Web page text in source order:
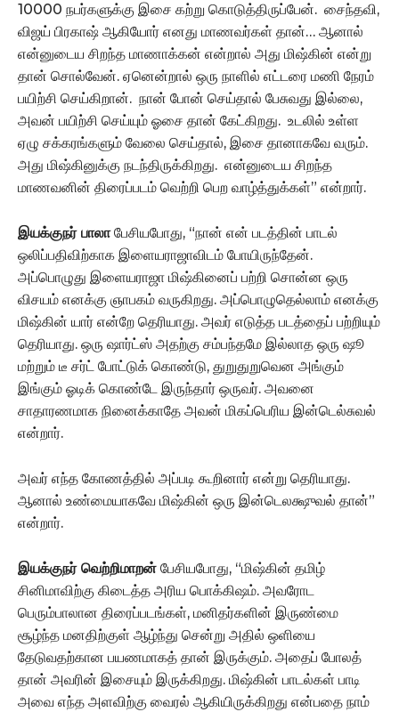
10000 நபர்களுக்கு இசை கற்று கொடுத்திருப்பேன். சைந்தவி,
விஜய் பிரகாஷ் ஆகியோர் எனது மாணவர்கள் தான்… ஆனால்
என்னுடைய சிறந்த மாணாக்கன் என்றால் அது மிஷ்கின் என்று
தான் சொல்வேன். ஏனென்றால் ஒரு நாளில் எட்டரை மணி நேரம்
பயிற்சி செய்கிறான். நான் போன் செய்தால் பேசுவது இல்லை,
அவன் பயிற்சி செய்யும் ஓசை தான் கேட்கிறது. உடலில் உள்ள
ஏழு சக்கரங்களும் வேலை செய்தால், இசை தானாகவே வரும்.
அது மிஷ்கினுக்கு நடந்திருக்கிறது. என்னுடைய சிறந்த
மாணவனின் திரைப்படம் வெற்றி பெற வாழ்த்துக்கள்” என்றார்.
இயக்குநர் பாலாபேசியபோது, “நான் என் படத்தின் பாடல்
ஒலிப்பதிவிற்காக இளையராஜாவிடம் போயிருந்தேன்.
அப்பொழுது இளையராஜா மிஷ்கினைப் பற்றி சொன்ன ஒரு
விசயம் எனக்கு ஞாபகம் வருகிறது. அப்பொழுதெல்லாம் எனக்கு
மிஷ்கின் யார் என்றே தெரியாது. அவர் எடுத்த படத்தைப் பற்றியும்
தெரியாது. ஒரு ஷார்ட்ஸ் அதற்கு சம்பந்தமே இல்லாத ஒரு ஷூ
மற்றும் டீ சர்ட் போட்டுக் கொண்டு, துறுதுறுவென அங்கும்
இங்கும் ஓடிக் கொண்டே இருந்தார் ஒருவர். அவனை
சாதாரணமாக நினைக்காதே அவன் மிகப்பெரிய இன்டெல்சுவல்
என்றார்.
அவர் எந்த கோணத்தில் அப்படி கூறினார் என்று தெரியாது.
ஆனால் உண்மையாகவே மிஷ்கின் ஒரு இன்டெலக்ஷுவல் தான்”
என்றார்.
இயக்குநர் வெற்றிமாறன் பேசியபோது, “மிஷ்கின் தமிழ்
சினிமாவிற்கு கிடைத்த அரிய பொக்கிஷம். அவரோட
பெரும்பாலான திரைப்படங்கள், மனிதர்களின் இருண்மை
சூழ்ந்த மனதிற்குள் ஆழ்ந்து சென்று அதில் ஒளியை
தேடுவதற்கான பயணமாகத் தான் இருக்கும். அதைப் போலத்
தான் அவரின் இசையும் இருக்கிறது. மிஷ்கின் பாடல்கள் பாடி
அவை எந்த அளவிற்கு வைரல் ஆகியிருக்கிறது என்பதை நாம்